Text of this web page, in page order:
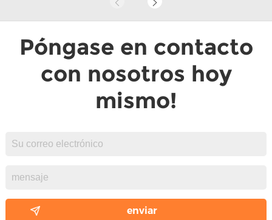
Póngase en contacto
con nosotros hoy
mismo!